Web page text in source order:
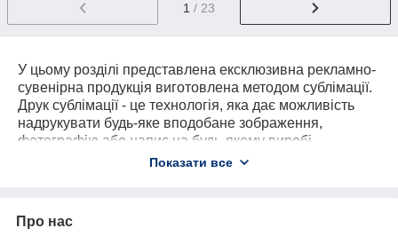
1 / 23
У цьому розділі представлена ексклюзивна рекламно-
сувенірна продукція виготовлена методом сублімації.
Друк сублімації - це технологія, яка дає можливість
надрукувати будь-яке вподобане зображення,
фотографію або напис на будь-якому виробі.
чашках
Показати все
Про нас